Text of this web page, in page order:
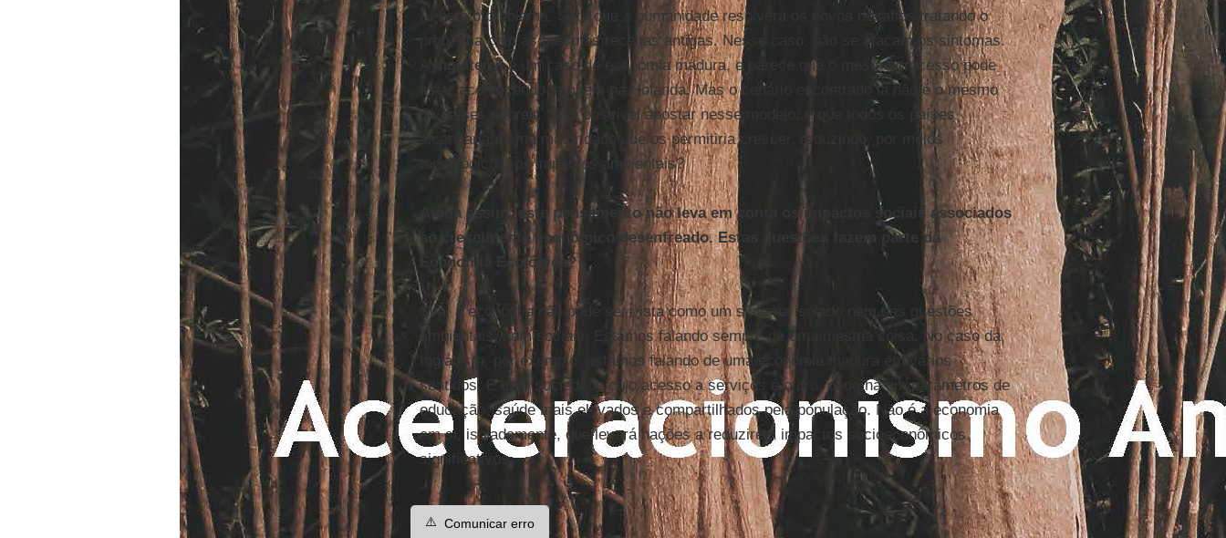
Aí está o problema. Será que a humanidade resolverá os novos desafios tratando o
problema com as mesmas receitas antigas. Nesse caso, não se atacam os sintomas.
Inglaterraé um caso de economia madura, e parece que o mesmo processo pode
estar acontecendo também na Holanda. Mas o cenário encontrado lá não é o mesmo
de países pobres. Será possível apostar nesse modelo, e que todos os países
alcançariam uma maturidade que os permitiria crescer, reduzindo, por meios
tecnológicos, os impactos ambientais?
Ainda assim, este pensamento não leva em conta os impactos sociais associados
ao crescimento econômico desenfreado. Estas questões fazem parte da
Economia Ecológica?
Sim, a economia não pode ser vista como um sistema isolado nem das questões
ambientais, nem sociais. Estamos falando sempre de uma mesma coisa. No caso da
Inglaterra, por exemplo, estamos falando de uma economia madura em vários
sentidos. É uma sociedade cujo acesso a serviços é outro, onde há um parâmetros de
educação, saúde mais elevados e compartilhados pela população. Não é a economia
em si, isoladamente, que levará nações a reduzirem impactos socioeconômicos
significativos.
⚠️ Comunicar erro